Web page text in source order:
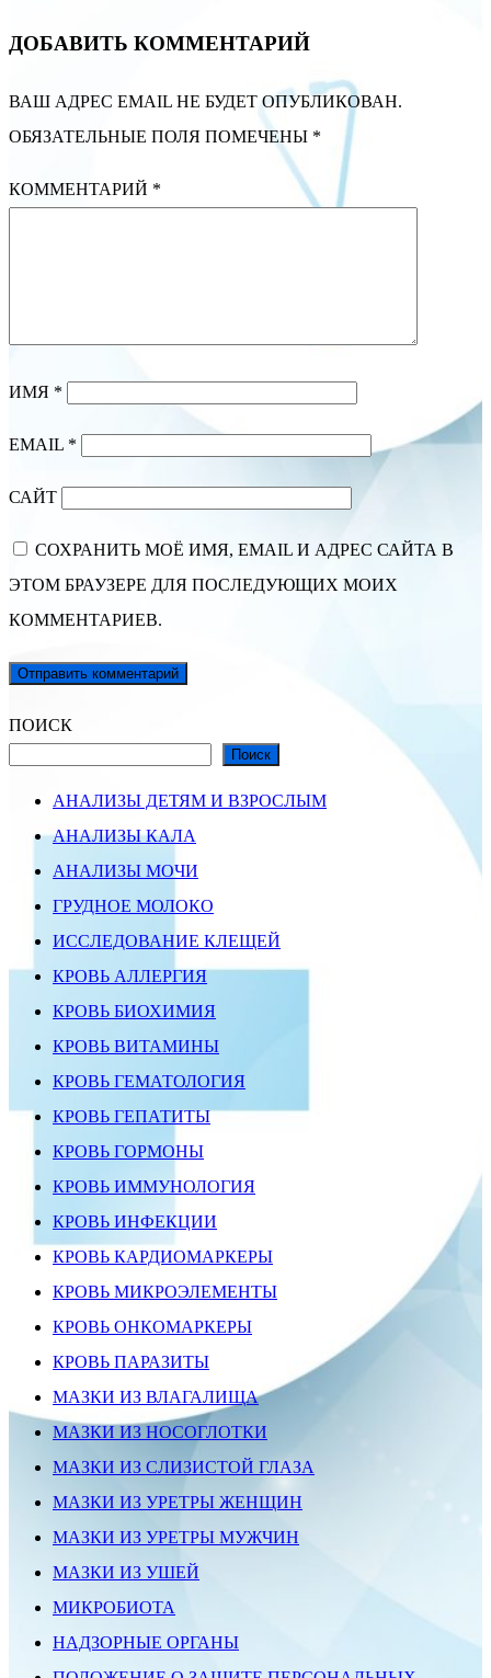
ДОБАВИТЬ КОММЕНТАРИЙ
ВАШ АДРЕС EMAIL НЕ БУДЕТ ОПУБЛИКОВАН.
ОБЯЗАТЕЛЬНЫЕ ПОЛЯ ПОМЕЧЕНЫ *
КОММЕНТАРИЙ *
ИМЯ *
EMAIL *
САЙТ
СОХРАНИТЬ МОЁ ИМЯ, EMAIL И АДРЕС САЙТА В
ЭТОМ БРАУЗЕРЕ ДЛЯ ПОСЛЕДУЮЩИХ МОИХ
КОММЕНТАРИЕВ.
ПОИСК
Поиск
АНАЛИЗЫ ДЕТЯМ И ВЗРОСЛЫМ
АНАЛИЗЫ КАЛА
АНАЛИЗЫ МОЧИ
ГРУДНОЕ МОЛОКО
ИССЛЕДОВАНИЕ КЛЕЩЕЙ
КРОВЬ АЛЛЕРГИЯ
КРОВЬ БИОХИМИЯ
КРОВЬ ВИТАМИНЫ
КРОВЬ ГЕМАТОЛОГИЯ
КРОВЬ ГЕПАТИТЫ
КРОВЬ ГОРМОНЫ
КРОВЬ ИММУНОЛОГИЯ
КРОВЬ ИНФЕКЦИИ
КРОВЬ КАРДИОМАРКЕРЫ
КРОВЬ МИКРОЭЛЕМЕНТЫ
КРОВЬ ОНКОМАРКЕРЫ
КРОВЬ ПАРАЗИТЫ
МАЗКИ ИЗ ВЛАГАЛИЩА
МАЗКИ ИЗ НОСОГЛОТКИ
МАЗКИ ИЗ СЛИЗИСТОЙ ГЛАЗА
МАЗКИ ИЗ УРЕТРЫ ЖЕНЩИН
МАЗКИ ИЗ УРЕТРЫ МУЖЧИН
МАЗКИ ИЗ УШЕЙ
МИКРОБИОТА
НАДЗОРНЫЕ ОРГАНЫ